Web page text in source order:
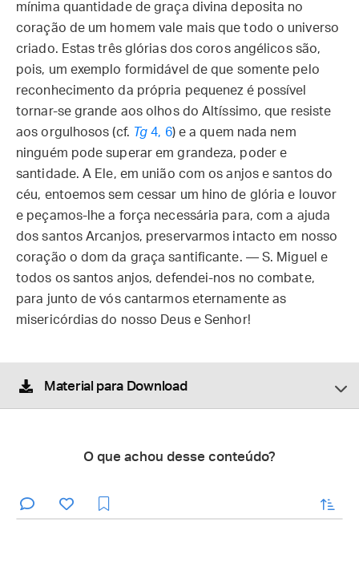
mínima quantidade de graça divina deposita no
coração de um homem vale mais que todo o universo
criado. Estas três glórias dos coros angélicos são,
pois, um exemplo formidável de que somente pelo
reconhecimento da própria pequenez é possível
tornar-se grande aos olhos do Altíssimo, que resiste
aos orgulhosos (cf. Tg 4, 6) e a quem nada nem
ninguém pode superar em grandeza, poder e
santidade. A Ele, em união com os anjos e santos do
céu, entoemos sem cessar um hino de glória e louvor
e peçamos-lhe a força necessária para, com a ajuda
dos santos Arcanjos, preservarmos intacto em nosso
coração o dom da graça santificante. — S. Miguel e
todos os santos anjos, defendei-nos no combate,
para junto de vós cantarmos eternamente as
misericórdias do nosso Deus e Senhor!
Material para Download
O que achou desse conteúdo?
enviar